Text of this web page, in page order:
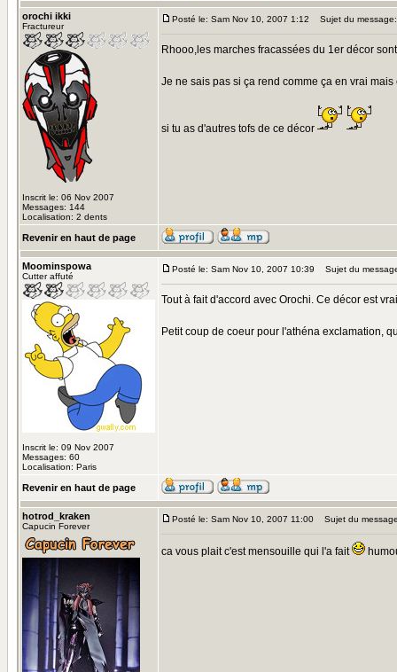
orochi ikki
Fractureur
Inscrit le: 06 Nov 2007
Messages: 144
Localisation: 2 dents
Posté le: Sam Nov 10, 2007 1:12 Sujet du message:
Rhooo,les marches fracassées du 1er décor
Je ne sais pas si ça rend comme ça en vrai
si tu as d'autres tofs de ce décor
Revenir en haut de page
Moominspowa
Cutter affuté
Inscrit le: 09 Nov 2007
Messages: 60
Localisation: Paris
Posté le: Sam Nov 10, 2007 10:39 Sujet du
Tout à fait d'accord avec Orochi. Ce décor est
Petit coup de coeur pour l'athéna exclamation,
Revenir en haut de page
hotrod_kraken
Capucin Forever
Posté le: Sam Nov 10, 2007 11:00 Sujet du
ca vous plait c'est mensouille qui l'a fait